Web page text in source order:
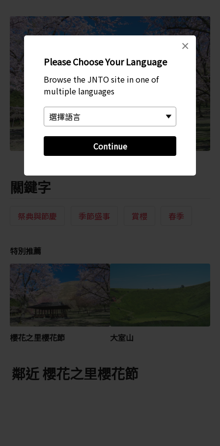
Please Choose Your Language
Browse the JNTO site in one of
multiple languages
Continue
×
關鍵字
祭典與節慶 季節盛事 賞櫻 春季
特別推薦
櫻花之里櫻花節 大室山
鄰近 櫻花之里櫻花節